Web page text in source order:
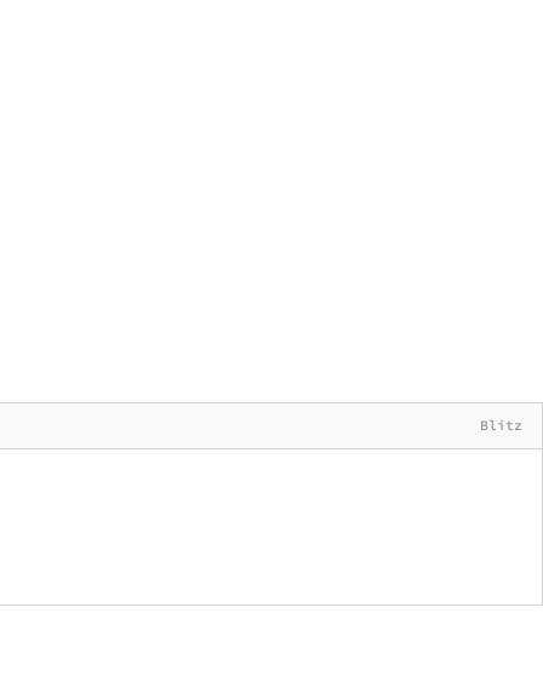
Blitz